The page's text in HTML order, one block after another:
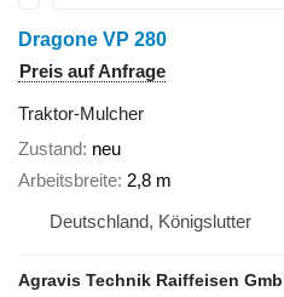
Dragone VP 280
Preis auf Anfrage
Traktor-Mulcher
Zustand neu
Arbeitsbreite 2,8 m
Deutschland, Königslutter
Agravis Technik Raiffeisen